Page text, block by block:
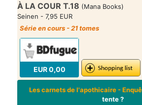
À LA COUR T.18 (Mana Books)
Seinen - 7,95 EUR
Série en cours - 21 tomes
EUR 0,00
Les carnets de l'apothicaire -
tente ?